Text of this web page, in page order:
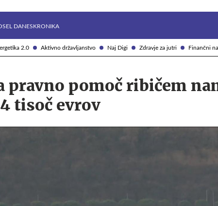
2.0 Aktivno državljanstvo Naj Digi Zdravje za jutri Finančni
DANESKRONIKA
pravno pomoč ribičem
tisoč evrov